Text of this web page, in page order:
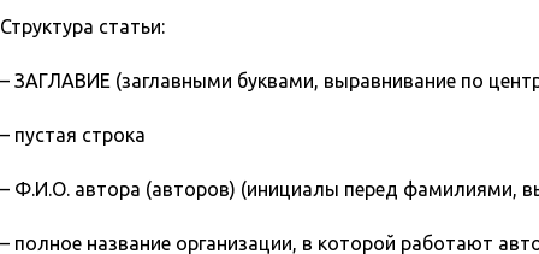
Структура статьи:
– ЗАГЛАВИЕ (заглавными буквами, выравнивание по
– пустая строка
– Ф.И.О. автора (авторов) (инициалы перед фамилиями,
– полное название организации, в которой работают